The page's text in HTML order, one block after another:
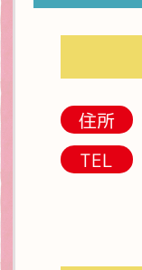
住所
TEL